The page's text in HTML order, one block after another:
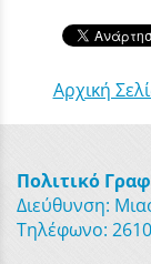
Αρχική
Πολιτικό
Διεύθυνση:
Τηλέφωνο: